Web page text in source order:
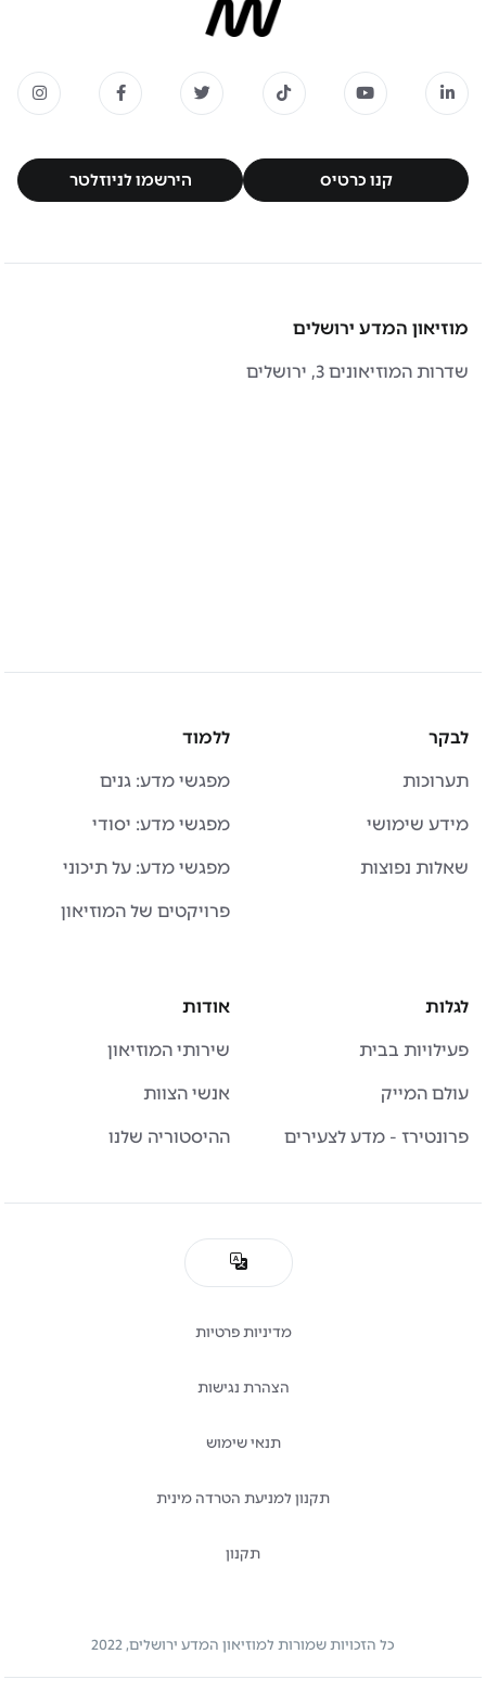
קנו כרטיס הירשמו לניוזלטר
מוזיאון המדע ירושלים
שדרות המוזיאונים 3, ירושלים
לבקר
תערוכות
מידע שימושי
שאלות נפוצות
ללמוד
מפגשי מדע: גנים
מפגשי מדע: יסודי
מפגשי מדע: על תיכוני
פרויקטים של המוזיאון
לגלות
פעילויות בבית
עולם המייק
פרונטירז - מדע לצעירים
אודות
שירותי המוזיאון
אנשי הצוות
ההיסטוריה שלנו
כל הזכויות שמורות למוזיאון המדע ירושלים, 2022
מדיניות פרטיות
הצהרת נגישות
תנאי שימוש
תקנון למניעת הטרדה מינית
תקנון